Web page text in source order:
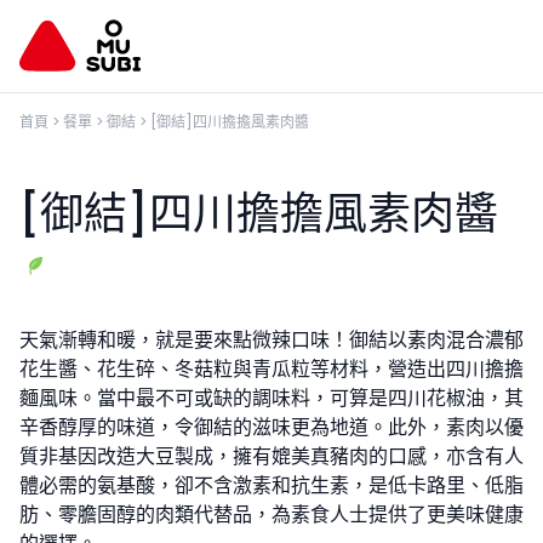
首頁 > 餐單 > 御結 > [御結]四川擔擔風素肉醬
[御結]四川擔擔風素肉醬
天氣漸轉和暖，就是要來點微辣口味！御結以素肉混合濃郁
花生醬、花生碎、冬菇粒與青瓜粒等材料，營造出四川擔擔
麵風味。當中最不可或缺的調味料，可算是四川花椒油，其
辛香醇厚的味道，令御結的滋味更為地道。此外，素肉以優
質非基因改造大豆製成，擁有媲美真豬肉的口感，亦含有人
體必需的氨基酸，卻不含激素和抗生素，是低卡路里、低脂
肪、零膽固醇的肉類代替品，為素食人士提供了更美味健康